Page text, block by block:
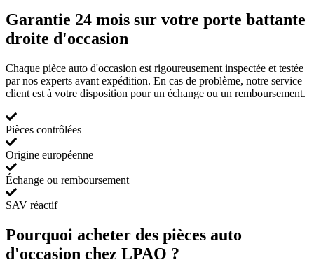
Garantie 24 mois sur votre porte battante
droite d'occasion
Chaque pièce auto d'occasion est rigoureusement inspectée et testée
par nos experts avant expédition. En cas de problème, notre service
client est à votre disposition pour un échange ou un remboursement.
Pièces contrôlées
Origine européenne
Échange ou remboursement
SAV réactif
Pourquoi acheter des pièces auto
d'occasion chez LPAO ?